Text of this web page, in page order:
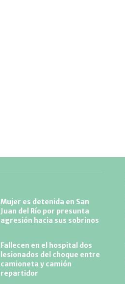
Mujer es detenida en San
Juan del Río por presunta
agresión hacia sus sobrinos
Fallecen en el hospital dos
lesionados del choque entre
camioneta y camión
repartidor